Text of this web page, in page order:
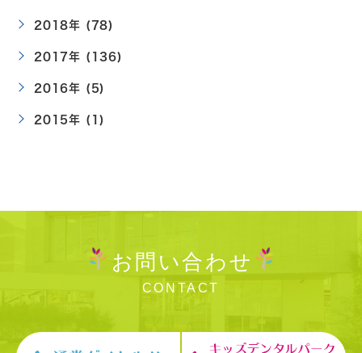
2018年 (78)
2017年 (136)
2016年 (5)
2015年 (1)
お問い合わせ
CONTACT